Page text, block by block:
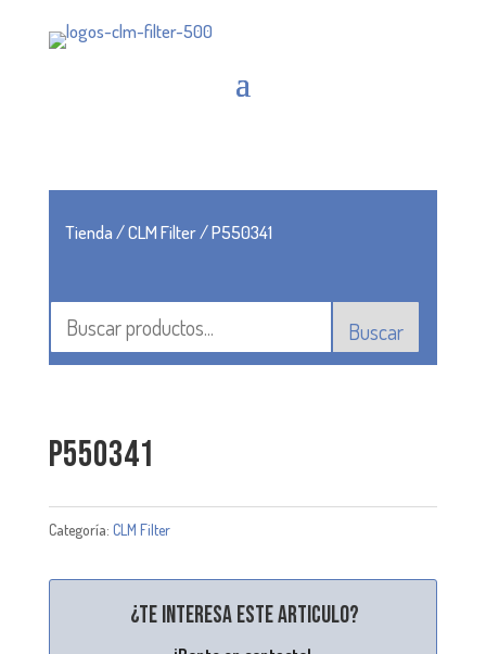
Tienda/CLM Filter/ P550341
Buscar
P550341
Categoría: CLM Filter
¿Te interesa este articulo?